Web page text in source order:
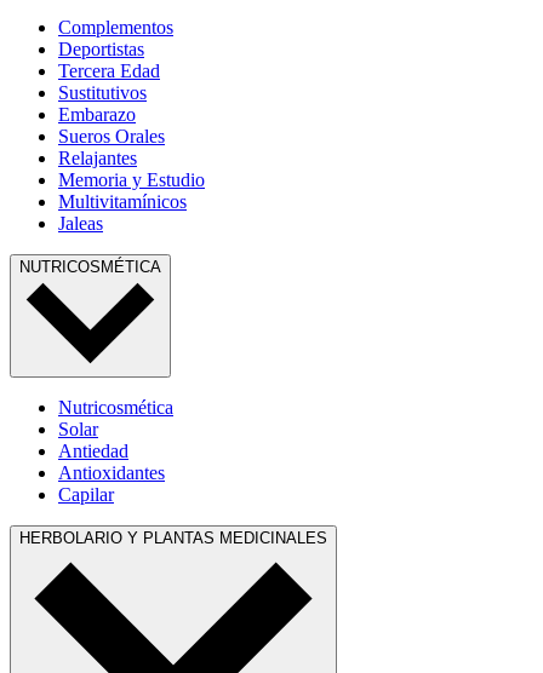
Complementos
Deportistas
Tercera Edad
Sustitutivos
Embarazo
Sueros Orales
Relajantes
Memoria y Estudio
Multivitamínicos
Jaleas
NUTRICOSMÉTICA
Nutricosmética
Solar
Antiedad
Antioxidantes
Capilar
HERBOLARIO Y PLANTAS MEDICINALES